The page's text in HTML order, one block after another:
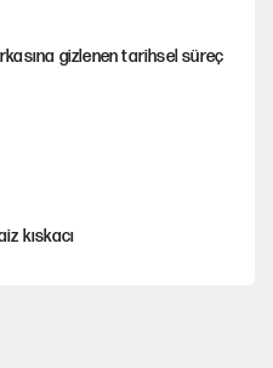
gizlenen tarihsel süreç
kıskacı